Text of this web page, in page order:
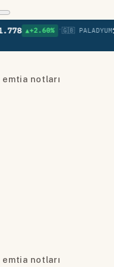
▲+2.60% •🇬🇧 PALADYUM1.392
notları
notları